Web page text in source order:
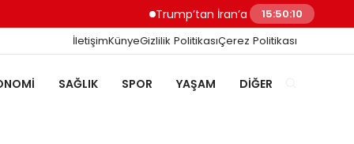
Trump’tan İran’a Müzakere Uyarısı Son
15:50:11
İletişimKünyeGizlilik PolitikasıÇerez Politikası
SAĞLIK SPOR YAŞAM DIĞER